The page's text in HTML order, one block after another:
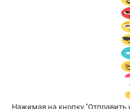
Нажимая на кнопку